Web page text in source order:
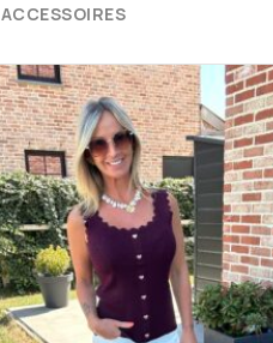
ACCESSOIRES